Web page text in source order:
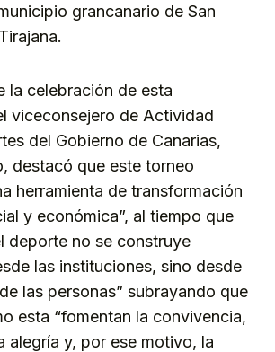
grancanario de San
la celebración de esta
viceconsejero de Actividad
del Gobierno de Canarias,
destacó que este torneo
herramienta de transformación
y económica”, al tiempo que
deporte no se construye
las instituciones, sino desde
las personas” subrayando que
esta “fomentan la convivencia,
alegría y, por ese motivo, la